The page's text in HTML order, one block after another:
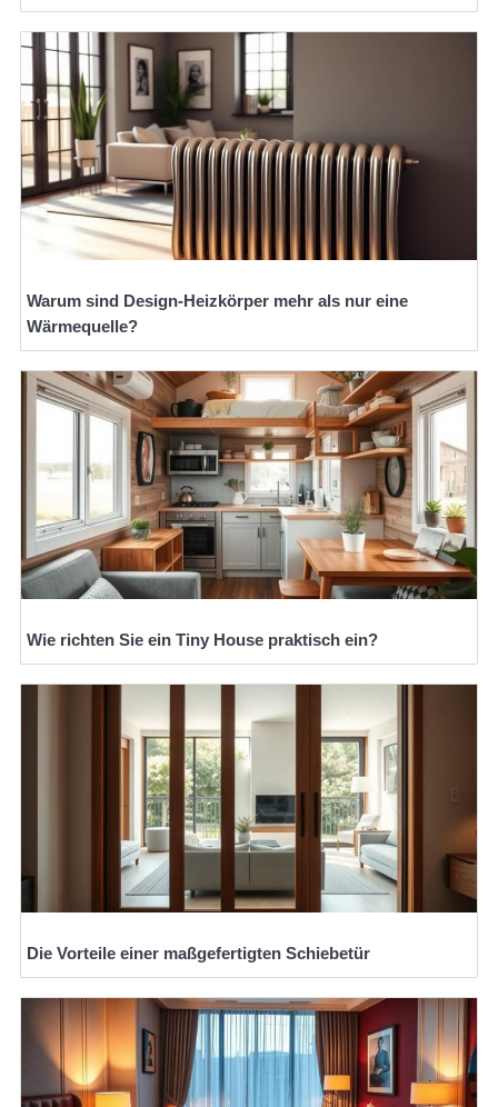
Warum sind Design-Heizkörper mehr als nur eine
Wärmequelle?
Wie richten Sie ein Tiny House praktisch ein?
Die Vorteile einer maßgefertigten Schiebetür